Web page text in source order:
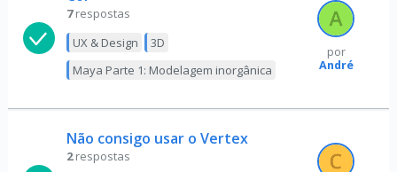
7 respostas
UX & Design
3D
Maya Parte 1: Modelagem inorgânica
por
André
Não consigo usar o Vertex
2 respostas